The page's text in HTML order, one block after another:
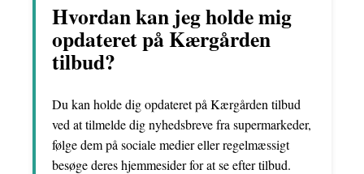
Hvordan kan jeg holde mig
opdateret på Kærgården
tilbud?
Du kan holde dig opdateret på Kærgården tilbud
ved at tilmelde dig nyhedsbreve fra supermarkeder,
følge dem på sociale medier eller regelmæssigt
besøge deres hjemmesider for at se efter tilbud.